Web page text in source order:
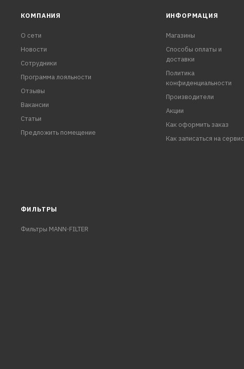
КОМПАНИЯ
О сети
Новости
Сотрудники
Программа лояльности
Отзывы
Вакансии
Статьи
Предложить помещение
ИНФОРМАЦИЯ
Магазины
Способы оплаты и
доставки
Политика
конфиденциальности
Производители
Акции
Как оформить заказ
Как записаться на сервис
ФИЛЬТРЫ
Фильтры MANN-FILTER